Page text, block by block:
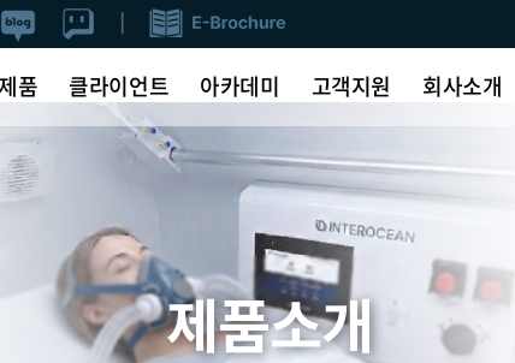
품 클라이언트 아카데미 고객지원 회사소개
제품소개